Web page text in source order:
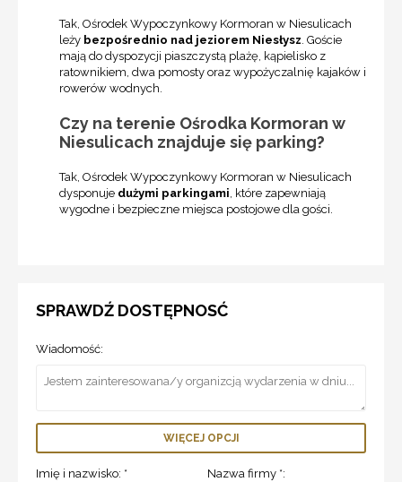
Tak, Ośrodek Wypoczynkowy Kormoran w Niesulicach
leży bezpośrednio nad jeziorem Niesłysz. Goście
mają do dyspozycji piaszczystą plażę, kąpielisko z
ratownikiem, dwa pomosty oraz wypożyczalnię kajaków i
rowerów wodnych.
Czy na terenie Ośrodka Kormoran w
Niesulicach znajduje się parking?
Tak, Ośrodek Wypoczynkowy Kormoran w Niesulicach
dysponuje dużymi parkingami, które zapewniają
wygodne i bezpieczne miejsca postojowe dla gości.
SPRAWDŹ DOSTĘPNOSĆ
Wiadomość:
WIĘCEJ OPCJI
Imię i nazwisko: * Nazwa firmy *: